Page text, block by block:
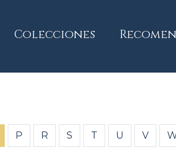
Colecciones
P R S T U V